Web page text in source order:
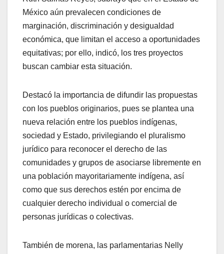
México aún prevalecen condiciones de
marginación, discriminación y desigualdad
económica, que limitan el acceso a oportunidades
equitativas; por ello, indicó, los tres proyectos
buscan cambiar esta situación.
Destacó la importancia de difundir las propuestas
con los pueblos originarios, pues se plantea una
nueva relación entre los pueblos indígenas,
sociedad y Estado, privilegiando el pluralismo
jurídico para reconocer el derecho de las
comunidades y grupos de asociarse libremente en
una población mayoritariamente indígena, así
como que sus derechos estén por encima de
cualquier derecho individual o comercial de
personas jurídicas o colectivas.
También de morena, las parlamentarias Nelly